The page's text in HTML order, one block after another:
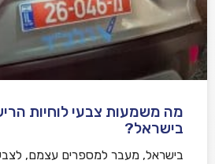
מה משמעות צבעי לוחיות
בישראל?
בישראל, מעבר למספרים עצמם,